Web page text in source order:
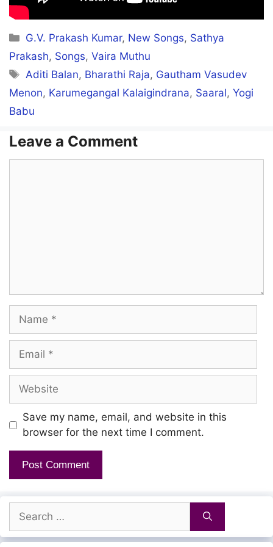
Nee Pona Peragu
Mooche Pochu
Nee Vantha Uadane
Uyir Vanthuchchu
Nee Illa Pozhappu
Urave… Ooo…
Deivaththa Enakku
Kaattiya Dheivam
Oiyaara Azhage
Nee Thaan
Kallukul Erunthum
Kannneer Kasiyum
Kaattiya dhevathai
Nee Thaan
Categories
G.V. Prakash Kumar, New Songs, Sathya
Prakash, Songs, Vaira Muthu
Tags
Aditi Balan, Bharathi Raja, Gautham Vasudev
Menon, Karumegangal Kalaigindrana, Saaral, Yogi
Babu
Leave a Comment
Name
Email
Website
Save my name, email, and website in this
browser for the next time I comment.
Search
for: